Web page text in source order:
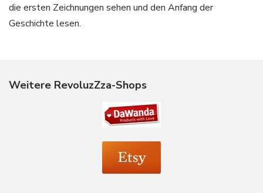
die ersten Zeichnungen sehen und den Anfang der
Geschichte lesen.
Weitere RevoluzZza-Shops